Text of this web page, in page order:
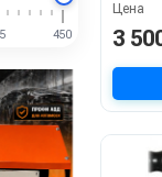
450
Цена
3